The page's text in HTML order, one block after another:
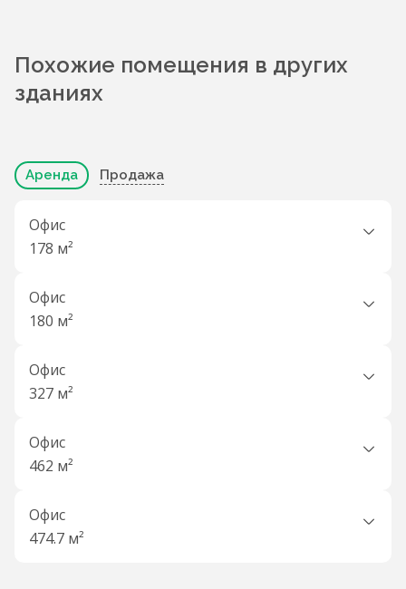
Похожие помещения в других
зданиях
Аренда Продажа
Офис
178 м²
Офис
180 м²
Офис
327 м²
Офис
462 м²
Офис
474.7 м²